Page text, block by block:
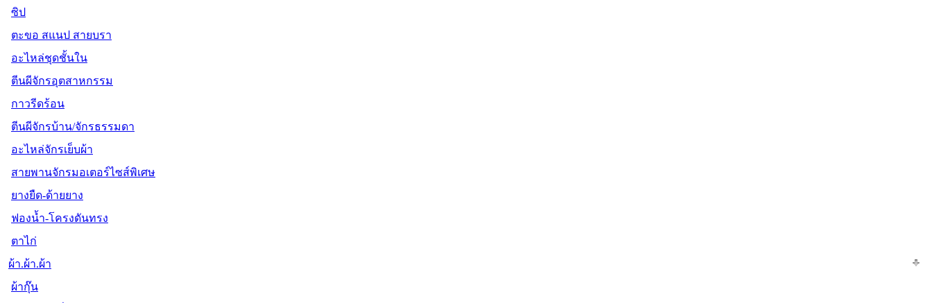
ซิป
ตะขอ สแนป สายบรา
อะไหล่ชุดชั้นใน
ตีนผีจักรอุตสาหกรรม
กาวรีดร้อน
ตีนผีจักรบ้าน/จักรธรรมดา
อะไหล่จักรเย็บผ้า
สายพานจักรมอเตอร์ไซส์พิเศษ
ยางยืด-ด้ายยาง
ฟองน้ำ-โครงดันทรง
ตาไก่
ผ้า.ผ้า.ผ้า
ผ้ากุ๊น